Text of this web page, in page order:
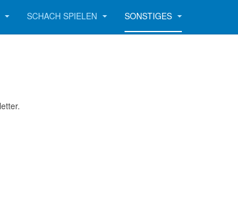
SCHACH SPIELEN SONSTIGES